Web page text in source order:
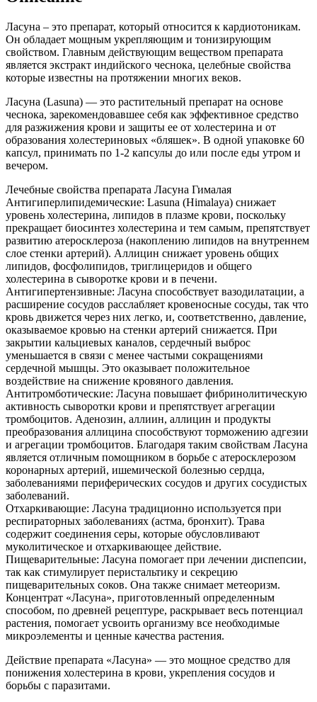
Ласуна – это препарат, который относится к кардиотоникам.
Он обладает мощным укрепляющим и тонизирующим
свойством. Главным действующим веществом препарата
является экстракт индийского чеснока, целебные свойства
которые известны на протяжении многих веков.
Ласуна (Lasuna) — это растительный препарат на основе
чеснока, зарекомендовавшее себя как эффективное средство
для разжижения крови и защиты ее от холестерина и от
образования холестериновых «бляшек». В одной упаковке 60
капсул, принимать по 1-2 капсулы до или после еды утром и
вечером.
Лечебные свойства препарата Ласуна Гималая
Антигиперлипидемические: Lasuna (Himalaya) снижает
уровень холестерина, липидов в плазме крови, поскольку
прекращает биосинтез холестерина и тем самым, препятствует
развитию атеросклероза (накоплению липидов на внутреннем
слое стенки артерий). Аллицин снижает уровень общих
липидов, фосфолипидов, триглицеридов и общего
холестерина в сыворотке крови и в печени.
Антигипертензивные: Ласуна способствует вазодилатации, а
расширение сосудов расслабляет кровеносные сосуды, так что
кровь движется через них легко, и, соответственно, давление,
оказываемое кровью на стенки артерий снижается. При
закрытии кальциевых каналов, сердечный выброс
уменьшается в связи с менее частыми сокращениями
сердечной мышцы. Это оказывает положительное
воздействие на снижение кровяного давления.
Антитромботические: Ласуна повышает фибринолитическую
активность сыворотки крови и препятствует агрегации
тромбоцитов. Аденозин, аллиин, аллицин и продукты
преобразования аллицина способствуют торможению адгезии
и агрегации тромбоцитов. Благодаря таким свойствам Ласуна
является отличным помощником в борьбе с атеросклерозом
коронарных артерий, ишемической болезнью сердца,
заболеваниями периферических сосудов и других сосудистых
заболеваний.
Отхаркивающие: Ласуна традиционно используется при
респираторных заболеваниях (астма, бронхит). Трава
содержит соединения серы, которые обусловливают
муколитическое и отхаркивающее действие.
Пищеварительные: Ласуна помогает при лечении диспепсии,
так как стимулирует перистальтику и секрецию
пищеварительных соков. Она также снимает метеоризм.
Концентрат «Ласуна», приготовленный определенным
способом, по древней рецептуре, раскрывает весь потенциал
растения, помогает усвоить организму все необходимые
микроэлементы и ценные качества растения.
Действие препарата «Ласуна» — это мощное средство для
понижения холестерина в крови, укрепления сосудов и
борьбы с паразитами.